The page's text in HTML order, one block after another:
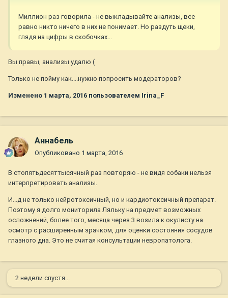
Миллион раз говорила - не выкладывайте анализы, все
равно никто ничего в них не понимает. Но раздуть щеки,
глядя на цифры в скобочках...
Вы правы, анализы удалю (
Только не пойму как....нужно попросить модераторов?
Изменено 1 марта, 2016 пользователем Irina_F
Aннaбель
Опубликовано 1 марта, 2016
В стопятьдесяттысячный раз повторяю - не видя собаки нельзя
интерпретировать анализы.
И...д не только нейротоксичный, но и кардиотоксичный препарат.
Поэтому я долго мониторила Ляльку на предмет возможных
осложнений, более того, месяца через 3 возила к окулисту на
осмотр с расширенным зрачком, для оценки состояния сосудов
глазного дна. Это не считая консультации невропатолога.
2 недели спустя...